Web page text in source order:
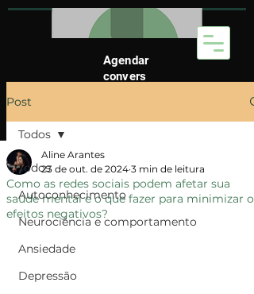
Agendar
convers
Post
Todos
Autoconhecimento
Neurociência e comportamento
Ansiedade
Depressão
Todos
Como as redes sociais podem afetar sua
saúde mental e o que fazer para minimizar os
efeitos negativos?
Aline Arantes
23 de out. de 2024 3 min de leitura